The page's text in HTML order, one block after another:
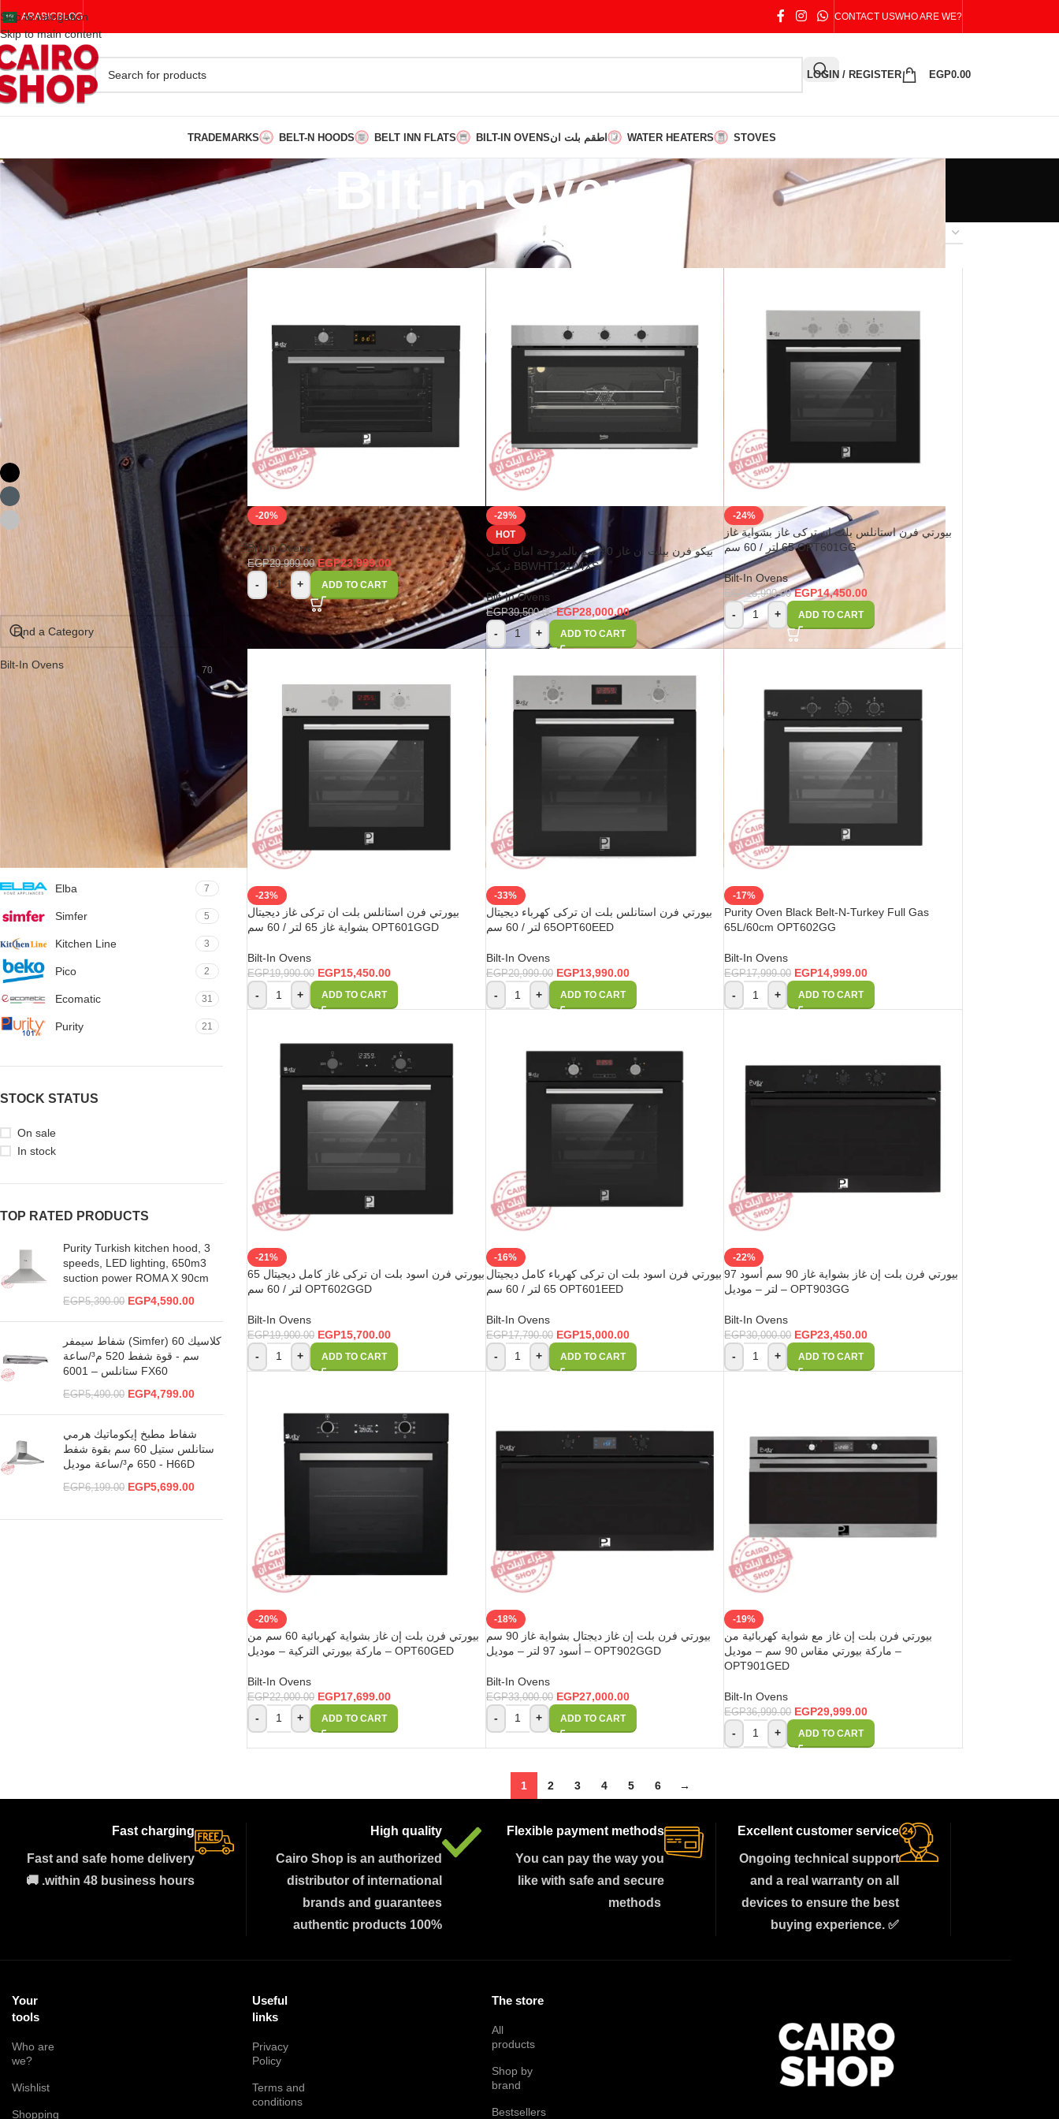
Skip to navigation
Skip to main content
ARABICBLOG CONTACT USWHO ARE WE?
LOGIN / REGISTER EGP0.00
TRADEMARKS BELT-N HOODS BELT INN FLATS BILT-IN OVENSاطقم بلت ان WATER HEATERS STOVES
Bilt-In Ovens
FILTER BY COLOR
DARK INOX
FILTER BY CATEGORY
Bilt-In Ovens 70
Elba 7
Simfer 5
Kitchen Line 3
Pico 2
Ecomatic 31
Purity 21
STOCK STATUS
On sale
In stock
TOP RATED PRODUCTS
Purity Turkish kitchen hood, 3
speeds, LED lighting, 650m3
suction power ROMA X 90cm
EGP5,390.00 EGP4,590.00
شفاط سيمفر (Simfer) كلاسيك 60
سم - قوة شفط 520 م³/ساعة
ستانلس – 6001 FX60
EGP5,490.00 EGP4,799.00
شفاط مطبخ إيكوماتيك هرمي
ستانلس ستيل 60 سم بقوة شفط
650 م³/ساعة موديل - H66D
EGP6,199.00 EGP5,699.00
Bilt-In Ovens
-20%
Bilt-In Ovens
EGP29,999.00 EGP23,999.00
-
+ ADD TO CART
-29%
HOT
بيكو فرن بيلت ان غاز 90 سم بالمروحة امان كامل
تركي BBWHT12104XS
Bilt-In Ovens
EGP39,500.00 EGP28,000.00
-
+ ADD TO CART
-24%
بيورتي فرن استانلس بلت ان تركى غاز بشواية غاز
65 لتر / 60 سم OPT601GG
Bilt-In Ovens
EGP18,990.00 EGP14,450.00
-
+ ADD TO CART
-23%
بيورتي فرن استانلس بلت ان تركى غاز ديجيتال
بشواية غاز 65 لتر / 60 سم OPT601GGD
Bilt-In Ovens
EGP19,990.00 EGP15,450.00
-
+ ADD TO CART
-33%
بيورتي فرن استانلس بلت ان تركى كهرباء ديجيتال
65 لتر / 60 سمOPT60EED
Bilt-In Ovens
EGP20,999.00 EGP13,990.00
-
+ ADD TO CART
-17%
Purity Oven Black Belt-N-Turkey Full Gas
65L/60cm OPT602GG
Bilt-In Ovens
EGP17,999.00 EGP14,999.00
-
+ ADD TO CART
-21%
بيورتي فرن اسود بلت ان تركى غاز كامل ديجيتال 65
لتر / 60 سم OPT602GGD
Bilt-In Ovens
EGP19,900.00 EGP15,700.00
-
+ ADD TO CART
-16%
بيورتي فرن اسود بلت ان تركى كهرباء كامل ديجيتال
65 لتر / 60 سم OPT601EED
Bilt-In Ovens
EGP17,790.00 EGP15,000.00
-
+ ADD TO CART
-22%
بيورتي فرن بلت إن غاز بشواية غاز 90 سم أسود 97
لتر – موديل – OPT903GG
Bilt-In Ovens
EGP30,000.00 EGP23,450.00
-
+ ADD TO CART
-20%
بيورتي فرن بلت إن غاز بشواية كهربائية 60 سم من
ماركة بيورتي التركية – موديل – OPT60GED
Bilt-In Ovens
EGP22,000.00 EGP17,699.00
-
+ ADD TO CART
-18%
بيورتي فرن بلت إن غاز ديجتال بشواية غاز 90 سم
أسود 97 لتر – موديل – OPT902GGD
Bilt-In Ovens
EGP33,000.00 EGP27,000.00
-
+ ADD TO CART
-19%
بيورتي فرن بلت إن غاز مع شواية كهربائية من
ماركة بيورتي مقاس 90 سم – موديل –
OPT901GED
Bilt-In Ovens
EGP36,999.00 EGP29,999.00
-
+ ADD TO CART
1 2 3 4 5 6 →
Fast charging
Fast and safe home delivery
within 48 business hours. 🚚
High quality
Cairo Shop is an authorized
distributor of international
brands and guarantees
authentic products 100%
Flexible payment methods
You can pay the way you
like with safe and secure
methods
Excellent customer service
Ongoing technical support
and a real warranty on all
devices to ensure the best
buying experience. ✅
Your
tools
Who are
we?
Wishlist
Shopping
Useful
links
Privacy
Policy
Terms and
conditions
The store
All
products
Shop by
brand
Bestsellers